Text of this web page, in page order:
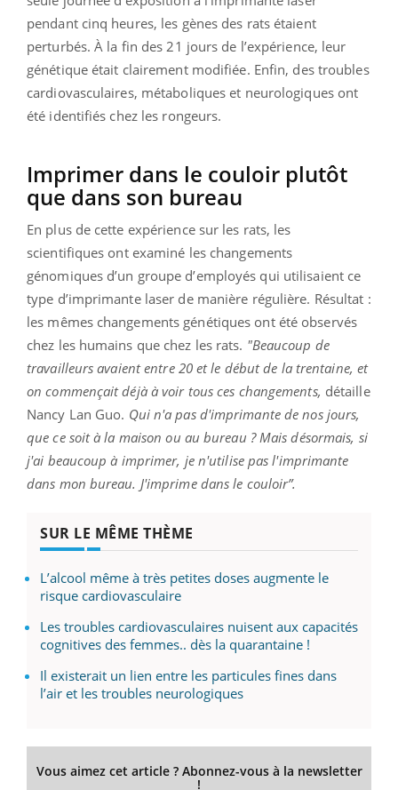
pendant cinq heures, les gènes des rats étaient
perturbés. À la fin des 21 jours de l’expérience, leur
génétique était clairement modifiée. Enfin, des troubles
cardiovasculaires, métaboliques et neurologiques ont
été identifiés chez les rongeurs.
Imprimer dans le couloir plutôt
que dans son bureau
En plus de cette expérience sur les rats, les
scientifiques ont examiné les changements
génomiques d’un groupe d’employés qui utilisaient ce
type d’imprimante laser de manière régulière. Résultat :
les mêmes changements génétiques ont été observés
chez les humains que chez les rats. "Beaucoup de
travailleurs avaient entre 20 et le début de la trentaine, et
on commençait déjà à voir tous ces changements, détaille
Nancy Lan Guo. Qui n'a pas d'imprimante de nos jours,
que ce soit à la maison ou au bureau ? Mais désormais, si
j'ai beaucoup à imprimer, je n'utilise pas l'imprimante
dans mon bureau. J'imprime dans le couloir”.
SUR LE MÊME THÈME
L’alcool même à très petites doses augmente le
risque cardiovasculaire
Les troubles cardiovasculaires nuisent aux capacités
cognitives des femmes.. dès la quarantaine !
Il existerait un lien entre les particules fines dans
l’air et les troubles neurologiques
Vous aimez cet article ? Abonnez-vous à la newsletter
!